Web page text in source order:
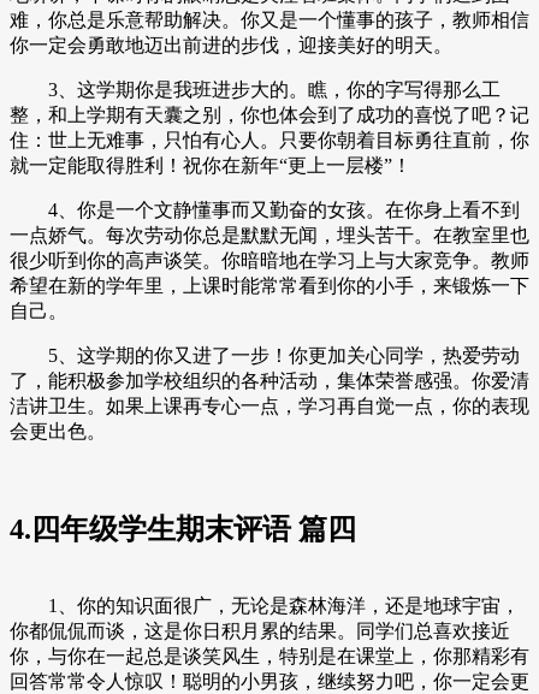
难，你总是乐意帮助解决。你又是一个懂事的孩子，教师相信
你一定会勇敢地迈出前进的步伐，迎接美好的明天。
3、这学期你是我班进步大的。瞧，你的字写得那么工
整，和上学期有天囊之别，你也体会到了成功的喜悦了吧？记
住：世上无难事，只怕有心人。只要你朝着目标勇往直前，你
就一定能取得胜利！祝你在新年“更上一层楼”！
4、你是一个文静懂事而又勤奋的女孩。在你身上看不到
一点娇气。每次劳动你总是默默无闻，埋头苦干。在教室里也
很少听到你的高声谈笑。你暗暗地在学习上与大家竞争。教师
希望在新的学年里，上课时能常常看到你的小手，来锻炼一下
自己。
5、这学期的你又进了一步！你更加关心同学，热爱劳动
了，能积极参加学校组织的各种活动，集体荣誉感强。你爱清
洁讲卫生。如果上课再专心一点，学习再自觉一点，你的表现
会更出色。
4.四年级学生期末评语 篇四
1、你的知识面很广，无论是森林海洋，还是地球宇宙，
你都侃侃而谈，这是你日积月累的结果。同学们总喜欢接近
你，与你在一起总是谈笑风生，特别是在课堂上，你那精彩有
回答常常令人惊叹！聪明的小男孩，继续努力吧，你一定会更